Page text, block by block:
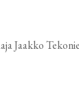
Jaakko